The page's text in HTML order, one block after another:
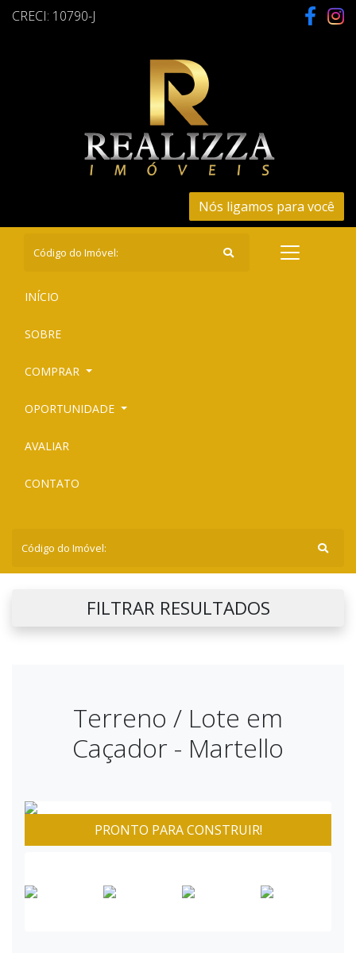
CRECI: 10790-J
Nós ligamos para você
INÍCIO
SOBRE(CURRENT)
COMPRAR
OPORTUNIDADE
AVALIAR
CONTATO
FILTRAR RESULTADOS
Terreno / Lote em
Caçador - Martello
PRONTO PARA CONSTRUIR!